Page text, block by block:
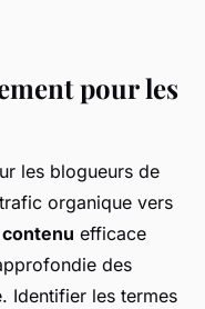
de
la
:
pour les
les blogueurs de
organique vers
efficace
des
Identifier les termes